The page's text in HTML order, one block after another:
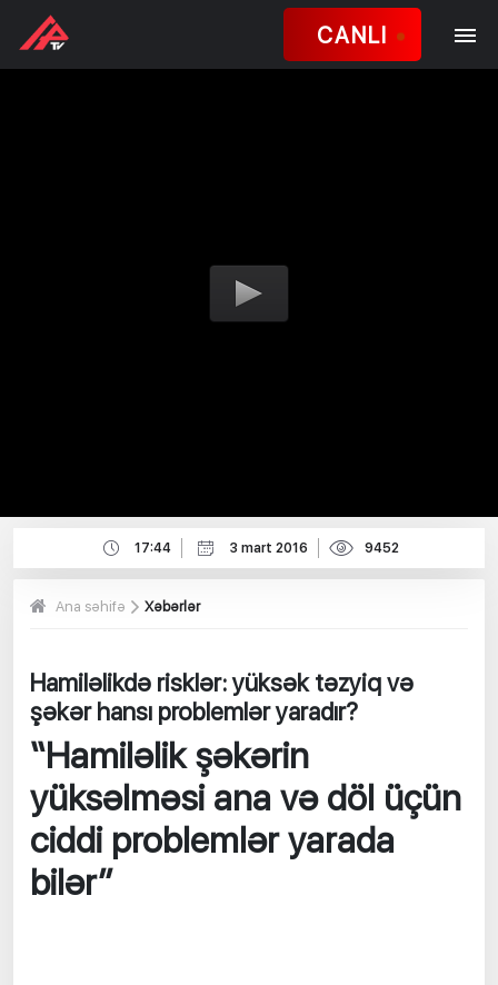
CANLI
17:44 3 mart 2016 9452
Ana səhifə Xəbərlər
Hamiləlikdə risklər: yüksək təzyiq və
şəkər hansı problemlər yaradır?
“Hamiləlik şəkərin
yüksəlməsi ana və döl üçün
ciddi problemlər yarada
bilər”